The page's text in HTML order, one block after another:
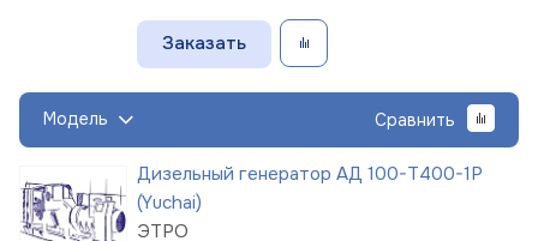
Заказать
Модель Сравнить
Дизельный генератор АД 100-Т400-1Р
(Yuchai)
ЭТРО